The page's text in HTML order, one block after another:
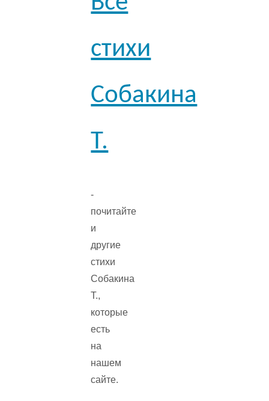
стихи
Собакина
Т.
-
почитайте
и
другие
стихи
Собакина
Т.,
которые
есть
на
нашем
сайте.